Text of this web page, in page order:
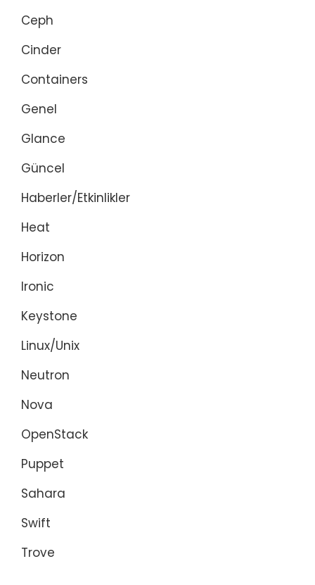
Ceph
Cinder
Containers
Genel
Glance
Güncel
Haberler/Etkinlikler
Heat
Horizon
Ironic
Keystone
Linux/Unix
Neutron
Nova
OpenStack
Puppet
Sahara
Swift
Trove